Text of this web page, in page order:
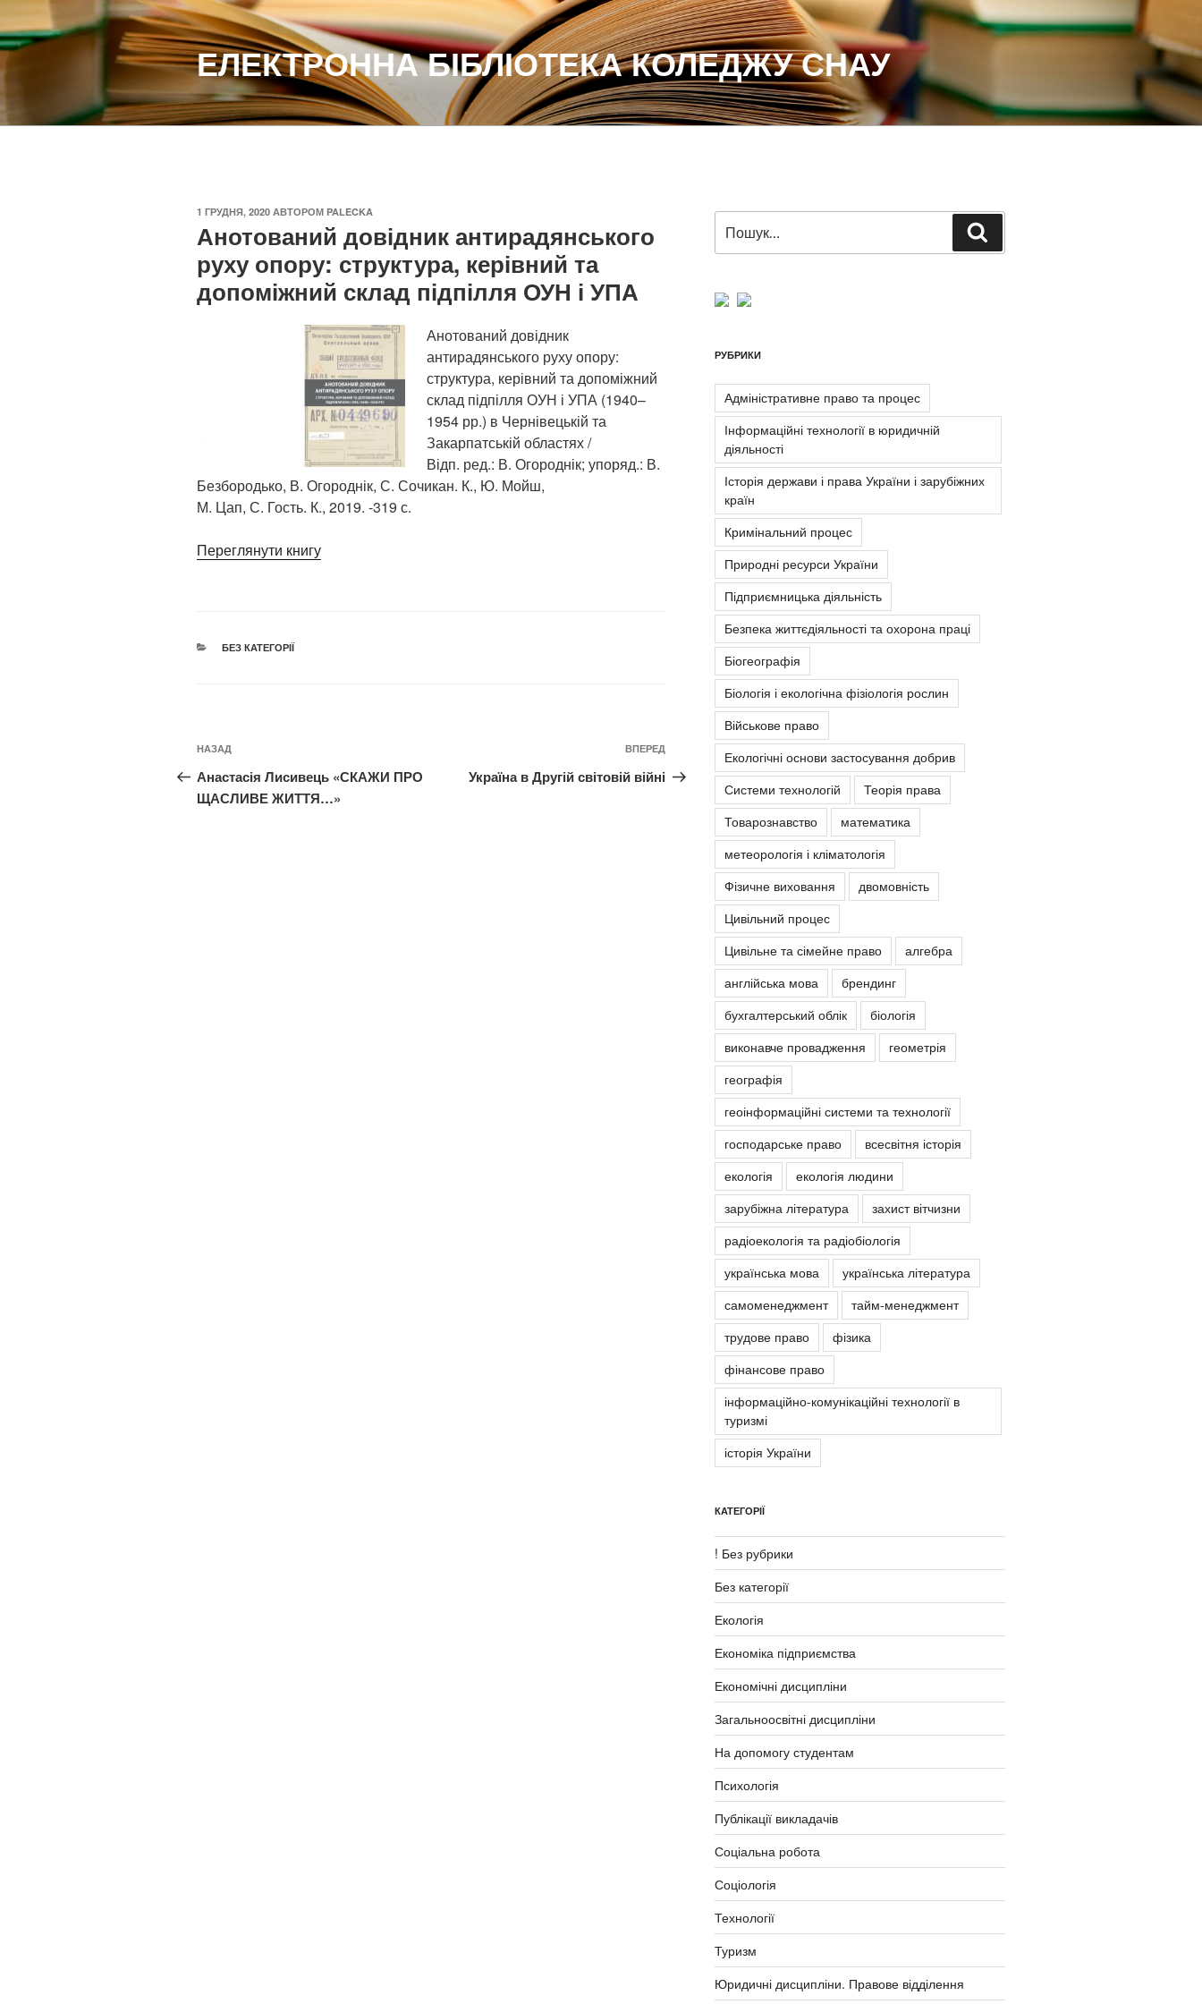
Перейти
до
вмісту
ЕЛЕКТРОННА БІБЛІОТЕКА КОЛЕДЖУ СНАУ
ОПУБЛІКОВАНО
1 ГРУДНЯ, 2020 АВТОРОМ PALECKA
Анотований довідник антирадянського
руху опору: структура, керівний та
допоміжний склад підпілля ОУН і УПА
Анотований довідник
антирадянського руху опору:
структура, керівний та допоміжний
склад підпілля ОУН і УПА (1940–
1954 рр.) в Чернівецькій та
Закарпатській областях /
Відп. ред.: В. Огороднік; упоряд.: В.
Безбородько, В. Огороднік, С. Сочикан. К., Ю. Мойш,
М. Цап, С. Гость. К., 2019. -319 с.
Переглянути книгу
КАТЕГОРІЇ
БЕЗ КАТЕГОРІЇ
Навігація
записів
Попередній
запис:
НАЗАД
Анастасія Лисивець «СКАЖИ ПРО
ЩАСЛИВЕ ЖИТТЯ…»
Наступний
запис
ВПЕРЕД
Україна в Другій світовій війні
за
запитом:
РУБРИКИ
Адміністративне право та процес
Інформаційні технології в юридичній
діяльності
Історія держави і права України і зарубіжних
країн
Кримінальний процес
Природні ресурси України
Підприємницька діяльність
Безпека життєдіяльності та охорона праці
Біогеографія
Біологія і екологічна фізіологія рослин
Військове право
Екологічні основи застосування добрив
Системи технологій
Теорія права
Товарознавство
математика
метеорологія і кліматологія
Фізичне виховання
двомовність
Цивільний процес
Цивільне та сімейне право
алгебра
англійська мова
брендинг
бухгалтерський облік
біологія
виконавче провадження
геометрія
географія
геоінформаційні системи та технології
господарське право
всесвітня історія
екологія
екологія людини
зарубіжна література
захист вітчизни
радіоекологія та радіобіологія
українська мова
українська література
самоменеджмент
тайм-менеджмент
трудове право
фізика
фінансове право
інформаційно-комунікаційні технології в
туризмі
історія України
КАТЕГОРІЇ
! Без рубрики
Без категорії
Екологія
Економіка підприємства
Економічні дисципліни
Загальноосвітні дисципліни
На допомогу студентам
Психологія
Публікації викладачів
Соціальна робота
Соціологія
Технології
Туризм
Юридичні дисципліни. Правове відділення